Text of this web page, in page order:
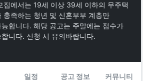
집에서는 19세 이상 39세 이하의 무주택
충족하는 청년 및 신혼부부 계층만
능합니다. 해당 공고는 주말에는 접수가
합니다. 신청 시 유의바랍니다.
일정 공고 정보 커뮤니티